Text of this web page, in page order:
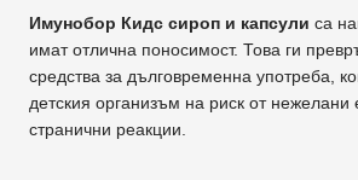
Имунобор Кидс сироп и капсули са
имат отлична поносимост. Това ги
средства за дълговременна употреба,
детския организъм на риск от нежелани
странични реакции.